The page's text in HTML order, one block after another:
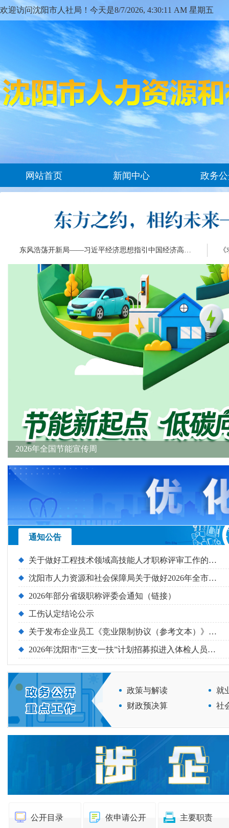
欢迎访问沈阳市人社局！今天是8/7/2026, 4:30:12 AM 星期五
网站首页 新闻中心 政务
2026年全国节能宣传周
通知公告
关于做好工程技术领域高技能人才职称评审工作的通知
沈阳市人力资源和社会保障局关于做好2026年全市工程系列有关行业高级专业技术资格评审工作的通知
2026年部分省级职称评委会通知（链接）
工伤认定结论公示
关于发布企业员工《竞业限制协议（参考文本）》的通知
2026年沈阳市“三支一扶”计划招募拟进入体检人员补录名单公示
政策与解读
就
财政预决算
社
公开目录 依申请公开 主要职责